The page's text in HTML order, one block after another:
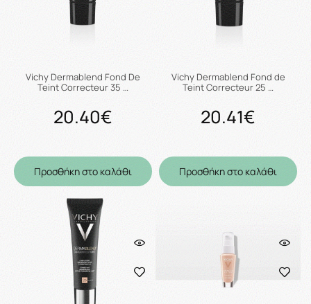
Vichy Dermablend Fond De
Teint Correcteur 35 …
20.40€
Προσθήκη στο καλάθι
Vichy Dermablend Fond de
Teint Correcteur 25 …
20.41€
Προσθήκη στο καλάθι